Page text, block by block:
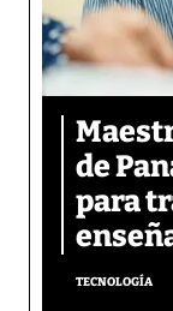
de
para
TECNOLOGÍA